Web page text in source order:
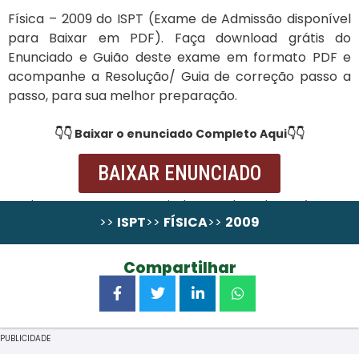
Física – 2009 do ISPT (Exame de Admissão disponível
para Baixar em PDF). Faça download grátis do
Enunciado e Guião deste exame em formato PDF e
acompanhe a Resolução/ Guia de correção passo a
passo, para sua melhor preparação.
👇👇 Baixar o enunciado Completo Aqui👇👇
BAIXAR ENUNCIADO
>> ISPT>> FÍSICA>> 2009
Resolução passo a Passo ainda não alocada,pode
comprá-la em wa.me/258867131324
Compartilhar
PUBLICIDADE